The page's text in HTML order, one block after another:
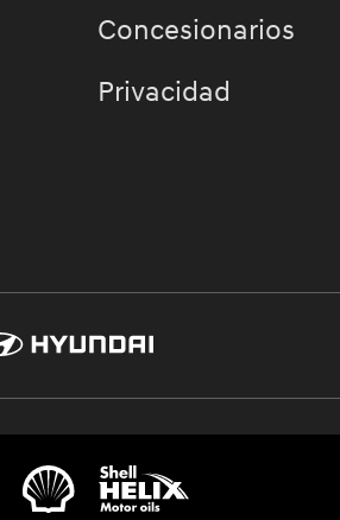
Concesionarios
Privacidad